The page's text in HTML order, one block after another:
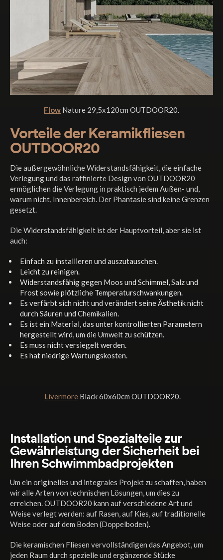
Flow Nature 29,5x120cm OUTDOOR20.
Vorteile der Keramikfliesen
OUTDOOR20
Die außergewöhnliche Widerstandsfähigkeit, die einfache
Verlegung und das raffinierte Design von OUTDOOR20
ermöglichen die Verlegung in praktisch jedem Außen- und,
warum nicht, Innenbereich. Der Phantasie sind keine Grenzen
gesetzt.
Die Widerstandsfähigkeit ist der Hauptvorteil, aber sie ist
auch:
Einfach zu installieren und auszutauschen.
Leicht zu reinigen.
Widerstandsfähig gegen Moos und Schimmel, Salz und
Frost sowie plötzliche Temperaturschwankungen.
Es verfärbt sich nicht und verändert seine Ästhetik nicht
durch Säuren und Chemikalien.
Es ist ein Material, das unter kontrollierten Parametern
hergestellt wird, um die Umwelt zu schützen.
Es muss nicht versiegelt werden.
Es hat niedrige Wartungskosten.
LivermoreBlack 60x60cm OUTDOOR20.
Installation und Spezialteile zur
Gewährleistung der Sicherheit bei
Ihren Schwimmbadprojekten
Um ein originelles und integrales Projekt zu schaffen, haben
wir alle Arten von technischen Lösungen, um dies zu
erreichen. OUTDOOR20 kann auf verschiedene Art und
Weise verlegt werden: auf Rasen, auf Kies, auf traditionelle
Weise oder auf dem Boden (Doppelboden).
Die keramischen Fliesen vervollständigen das Angebot, um
jeden Raum durch spezielle und ergänzende Stücke